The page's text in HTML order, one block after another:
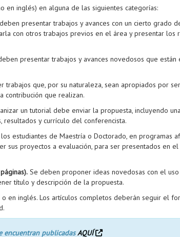
en inglés) en alguna de las siguientes categorías:
presentar trabajos y avances con un cierto grado
con otros trabajos previos en el área y presentar los
presentar trabajos y avances novedosos que
trabajos que, por su naturaleza, sean apropiados por
contribución que realizan.
un tutorial debe enviar la propuesta, incluyendo
y currículo del conferencista.
estudiantes de Maestría o Doctorado, en programas
sus proyectos a evaluación, para ser presentados en
Se deben proponer ideas novedosas con el
título y descripción de la propuesta.
en inglés. Los artículos completos deberán seguir el
encuentran publicadasAQUÍ